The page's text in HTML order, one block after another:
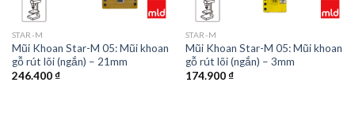
STAR-M
Mũi Khoan Star-M 05: Mũi khoan
gỗ rút lõi (ngắn) – 21mm
246.400₫
STAR-M
Mũi Khoan Star-M 05: Mũi khoan
gỗ rút lõi (ngắn) – 3mm
174.900₫